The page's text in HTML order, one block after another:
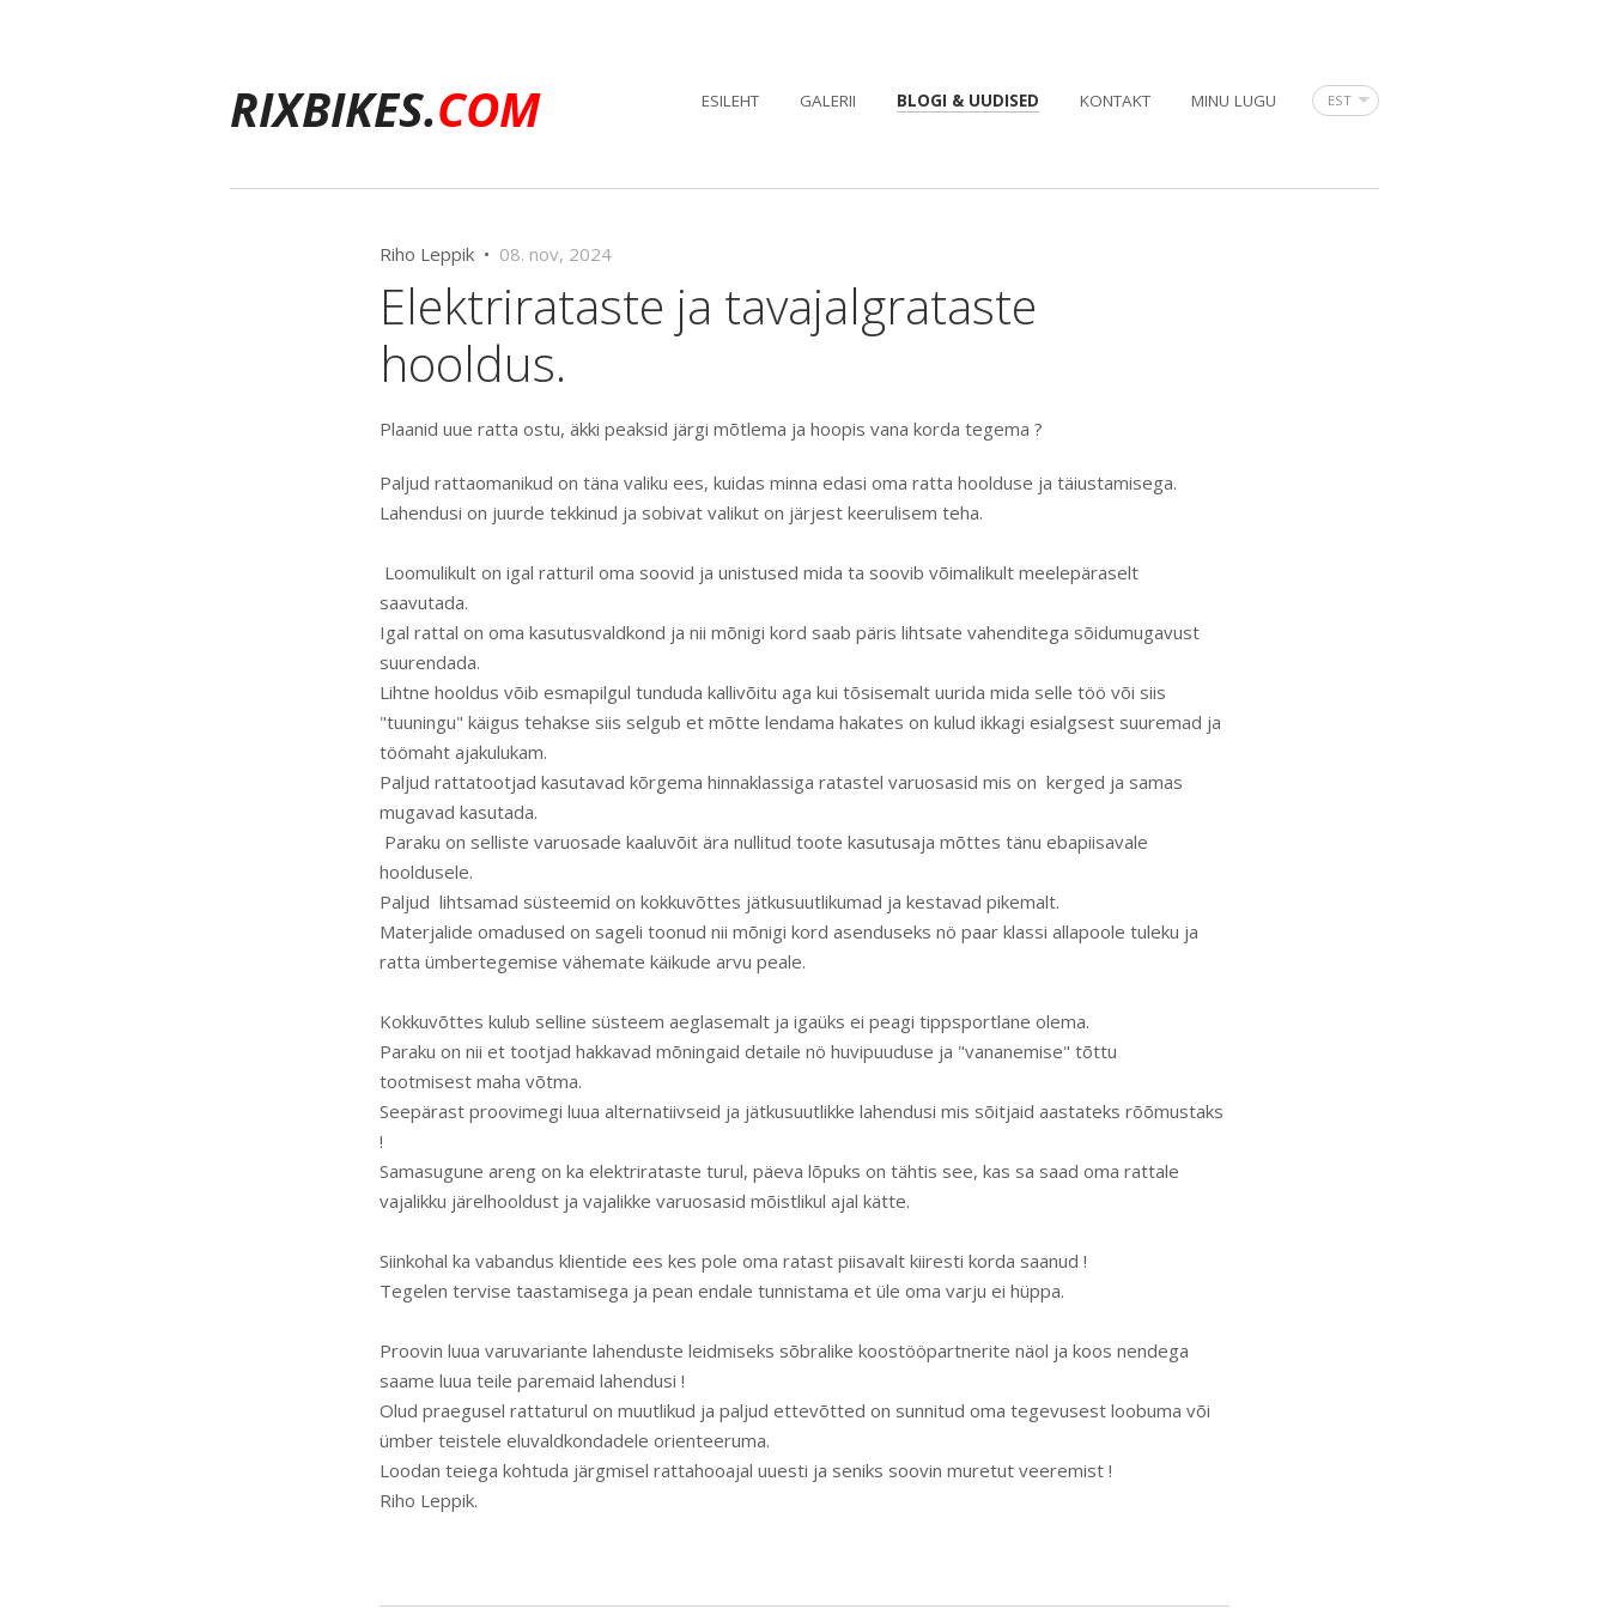
RIXBIKES.COM EST
ESILEHT GALERII BLOGI & UUDISED KONTAKT MINU LUGU
Riho Leppik • 08. nov, 2024
Elektrirataste ja tavajalgrataste
hooldus.
Plaanid uue ratta ostu, äkki peaksid järgi mõtlema ja hoopis vana korda tegema ?
Paljud rattaomanikud on täna valiku ees, kuidas minna edasi oma ratta hoolduse ja täiustamisega.
Lahendusi on juurde tekkinud ja sobivat valikut on järjest keerulisem teha.
Loomulikult on igal ratturil oma soovid ja unistused mida ta soovib võimalikult meelepäraselt
saavutada.
Igal rattal on oma kasutusvaldkond ja nii mõnigi kord saab päris lihtsate vahenditega sõidumugavust
suurendada.
Lihtne hooldus võib esmapilgul tunduda kallivõitu aga kui tõsisemalt uurida mida selle töö või siis
"tuuningu" käigus tehakse siis selgub et mõtte lendama hakates on kulud ikkagi esialgsest suuremad ja
töömaht ajakulukam.
Paljud rattatootjad kasutavad kõrgema hinnaklassiga ratastel varuosasid mis on kerged ja samas
mugavad kasutada.
Paraku on selliste varuosade kaaluvõit ära nullitud toote kasutusaja mõttes tänu ebapiisavale
hooldusele.
Paljud lihtsamad süsteemid on kokkuvõttes jätkusuutlikumad ja kestavad pikemalt.
Materjalide omadused on sageli toonud nii mõnigi kord asenduseks nö paar klassi allapoole tuleku ja
ratta ümbertegemise vähemate käikude arvu peale.
Kokkuvõttes kulub selline süsteem aeglasemalt ja igaüks ei peagi tippsportlane olema.
Paraku on nii et tootjad hakkavad mõningaid detaile nö huvipuuduse ja "vananemise" tõttu
tootmisest maha võtma.
Seepärast proovimegi luua alternatiivseid ja jätkusuutlikke lahendusi mis sõitjaid aastateks rõõmustaks
!
Samasugune areng on ka elektrirataste turul, päeva lõpuks on tähtis see, kas sa saad oma rattale
vajalikku järelhooldust ja vajalikke varuosasid mõistlikul ajal kätte.
Siinkohal ka vabandus klientide ees kes pole oma ratast piisavalt kiiresti korda saanud !
Tegelen tervise taastamisega ja pean endale tunnistama et üle oma varju ei hüppa.
Proovin luua varuvariante lahenduste leidmiseks sõbralike koostööpartnerite näol ja koos nendega
saame luua teile paremaid lahendusi !
Olud praegusel rattaturul on muutlikud ja paljud ettevõtted on sunnitud oma tegevusest loobuma või
ümber teistele eluvaldkondadele orienteeruma.
Loodan teiega kohtuda järgmisel rattahooajal uuesti ja seniks soovin muretut veeremist !
Riho Leppik.